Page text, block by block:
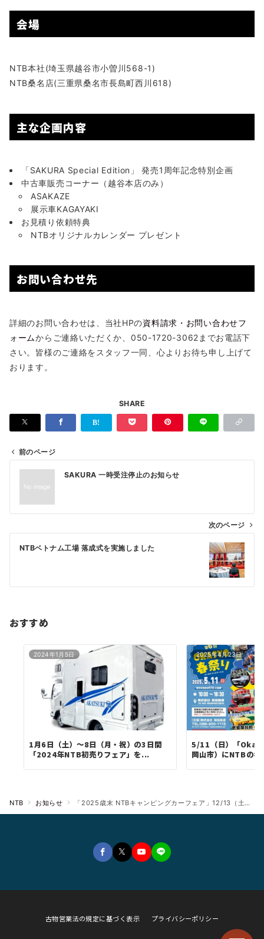
会場
NTB本社(埼玉県越谷市小曽川568-1)
NTB桑名店(三重県桑名市長島町西川618)
主な企画内容
「SAKURA Special Edition」 発売1周年記念特別企画
中古車販売コーナー（越谷本店のみ）
ASAKAZE
展示車KAGAYAKI
お見積り依頼特典
NTBオリジナルカレンダー プレゼント
お問い合わせ先
詳細のお問い合わせは、当社HPの資料請求・お問い合わせフ
ォームからご連絡いただくか、050-1720-3062までお電話下
さい。皆様のご連絡をスタッフ一同、心よりお待ち申し上げて
おります。
SHARE
投
ナ
ビ
ゲ
ー
ョ
前のページ
SAKURA 一時受注停止のお知らせ
次のページ
NTBベトナム工場 落成式を実施しました
おすすめ
2024年1月5日
1月6日（土）～8日（月・祝）の3日間
「2024年NTB初売りフェア」を...
2025年4月23日
5/11（日）「
岡山市）にNTBの
NTB お知らせ 「2025歳末 NTBキャンピングカーフェア」12/13（土）～12/14（日）越谷本社・桑名店同時開催のお知らせ
古物営業法の規定に基づく表示 プライバシーポリシー